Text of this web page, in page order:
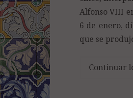
Alfonso VIII
6 de enero,
que se
Continuar